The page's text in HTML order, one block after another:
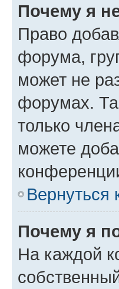
Почему я
Право
форума,
может не
форумах.
только
можете
Вернуться
Почему я
На каждой